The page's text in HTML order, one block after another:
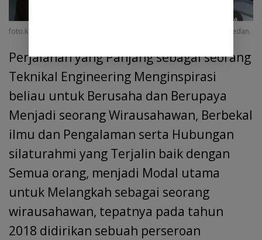
foto.kondisi ruangan kantor PT.Mandiri teknik engineering di kota Medan.
Perjalanan yang Panjang sebagai seorang
Teknikal Engineering Menginspirasi
beliau untuk Berusaha dan Berupaya
Menjadi seorang Wirausahawan, Berbekal
ilmu dan Pengalaman serta Hubungan
silaturahmi yang Terjalin baik dengan
Semua orang, menjadi Modal utama
untuk Melangkah sebagai seorang
wirausahawan, tepatnya pada tahun
2018 didirikan sebuah perseroan